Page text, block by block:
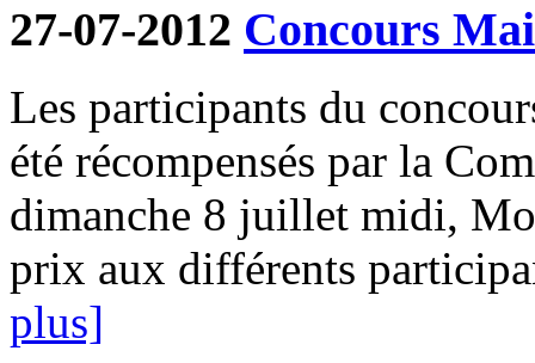
27-07-2012 Concours
Les participants du
été récompensés par la
dimanche 8 juillet midi,
prix aux différents
plus]